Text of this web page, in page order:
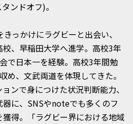
ンドオフ)。
っかけにラグビーと出会い、
、早稲田大学へ進学。高校3年
で日本一を経験。高校3年間勉
め、文武両道を体現してきた。
ンで身につけた状況判断能力、
に、SNSやnoteでも多くのフ
得。「ラグビー界における地域